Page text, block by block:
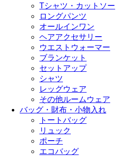
Tシャツ・カットソー
ロングパンツ
オールインワン
ヘアアクセサリー
ウエストウォーマー
ブランケット
セットアップ
シャツ
レッグウェア
その他ルームウェア
バッグ・財布・小物入れ
トートバッグ
リュック
ポーチ
エコバッグ